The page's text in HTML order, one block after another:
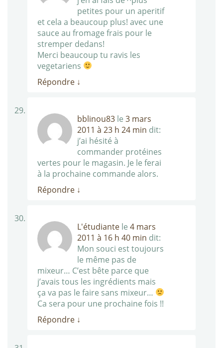
petites pour un aperitif
et cela a beaucoup plus! avec une
sauce au fromage frais pour le
stremper dedans!
Merci beaucoup tu ravis les
vegetariens
Répondre ↓
bblinou83 le 3 mars
2011 à 23 h 24 min dit:
j’ai hésité à
commander protéines
vertes pour le magasin. Je le ferai
à la prochaine commande alors.
Répondre ↓
L'étudiante le 4 mars
2011 à 16 h 40 min dit:
Mon souci est toujours
le même pas de
mixeur… C’est bête parce que
j’avais tous les ingrédients mais
ça va pas le faire sans mixeur…
Ca sera pour une prochaine fois !!
Répondre ↓